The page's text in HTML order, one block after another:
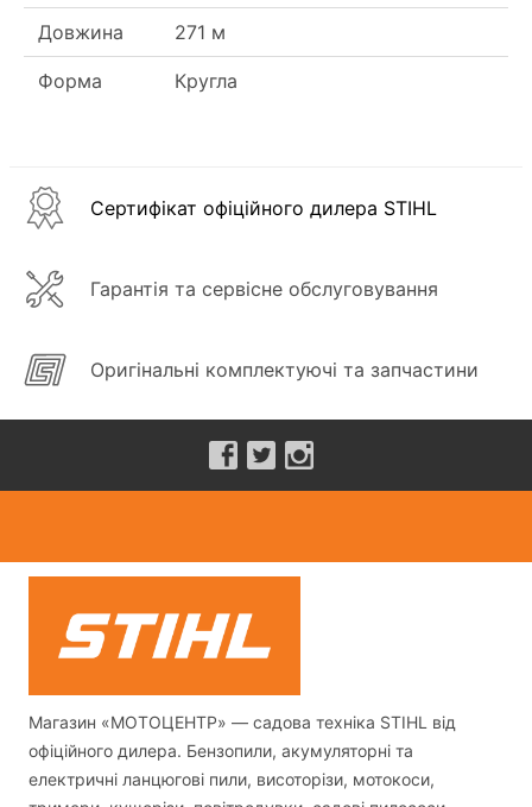
Довжина 271 м
Форма Кругла
Сертифікат офіційного дилера STIHL
Гарантія та сервісне обслуговування
Оригінальні комплектуючі та запчастини
Магазин «МОТОЦЕНТР» — садова техніка STIHL від
офіційного дилера. Бензопили, акумуляторні та
електричні ланцюгові пили, висоторізи, мотокоси,